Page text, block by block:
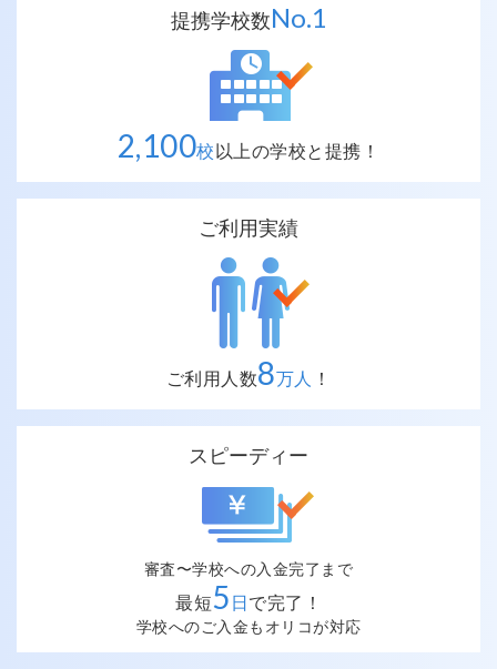
提携学校数No.1
2,100校以上の学校と提携！
ご利用実績
ご利用人数8万人 ！
スピーディー
審査〜学校への入金完了まで
最短5 日で完了！
学校へのご入金もオリコが対応